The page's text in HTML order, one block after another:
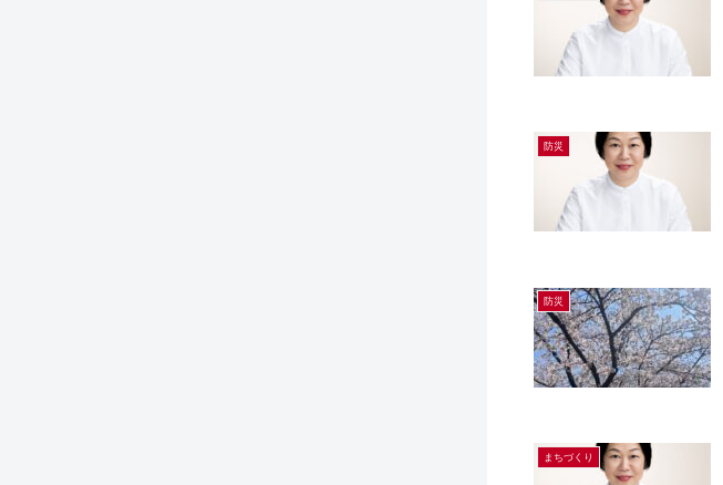
防災
防災
まちづくり